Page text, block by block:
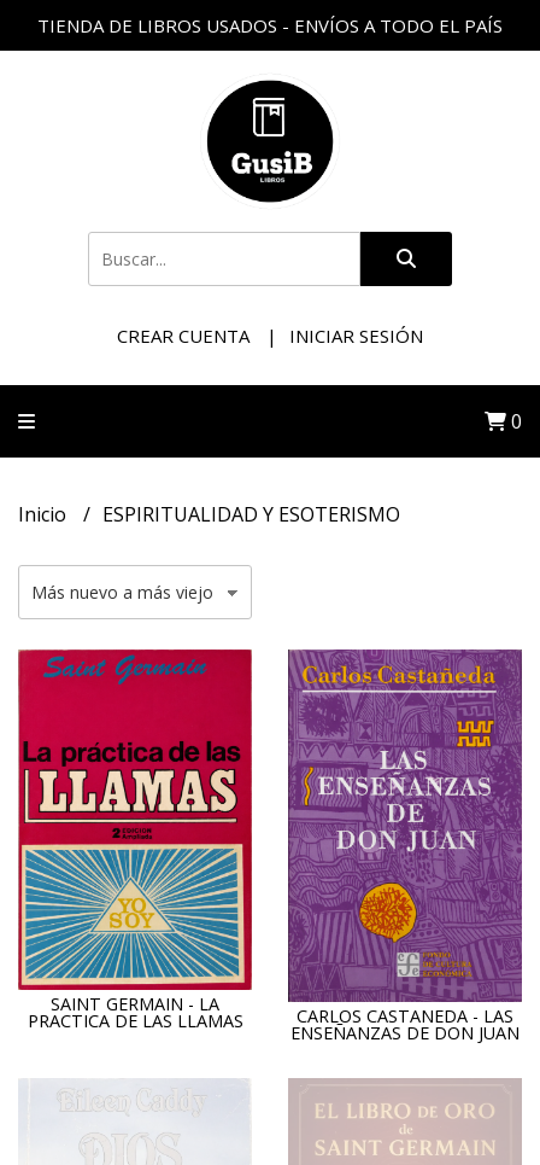
TIENDA DE LIBROS USADOS - ENVÍOS A TODO EL PAÍS
CREAR CUENTA INICIAR SESIÓN
0
Inicio ESPIRITUALIDAD Y ESOTERISMO
SAINT GERMAIN - LA
PRACTICA DE LAS LLAMAS CARLOS CASTANEDA - LAS
ENSEÑANZAS DE DON JUAN